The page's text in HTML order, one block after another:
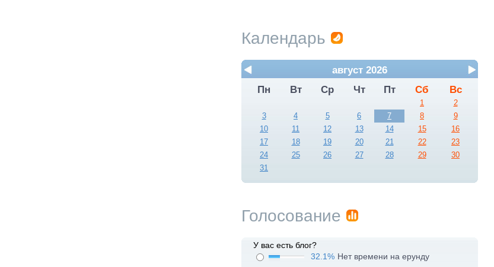
Календарь
август 2026
Пн
Вт Ср Чт Пт Сб Вс
1
2
3
4 5 6 7 8
9
10
11 12 13 14 15
16
17
18 19 20 21 22
23
24
25 26 27 28 29
30
31
Голосование
У вас есть блог?
32.1% Нет времени на ерунду